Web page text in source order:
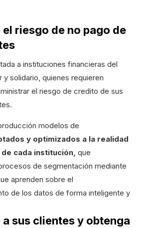
riesgo de no pago de
a instituciones financieras del
y solidario, quienes requieren
el riesgo de credito de sus
modelos de
y optimizados a la realidad
cada institución, que
de segmentación mediante
aprenden sobre el
de los datos de forma inteligente y
sus clientes y obtenga